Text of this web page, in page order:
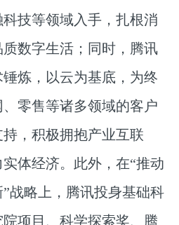
技等领域入手，扎根消
数字生活；同时，腾讯
炼，以云为基底，为终
零售等诸多领域的客户
，积极拥抱产业互联
体经济。此外，在“推动
战略上，腾讯投身基础科
项目、科学探索奖、腾